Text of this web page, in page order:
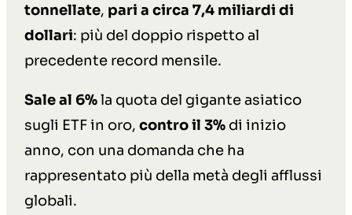
tonnellate, pari a circa 7,4 miliardi di
dollari: più del doppio rispetto al
precedente record mensile.
Sale al 6%la quota del gigante asiatico
sugli ETF in oro, contro il 3% di inizio
anno, con una domanda che ha
rappresentato più della metà degli afflussi
globali.